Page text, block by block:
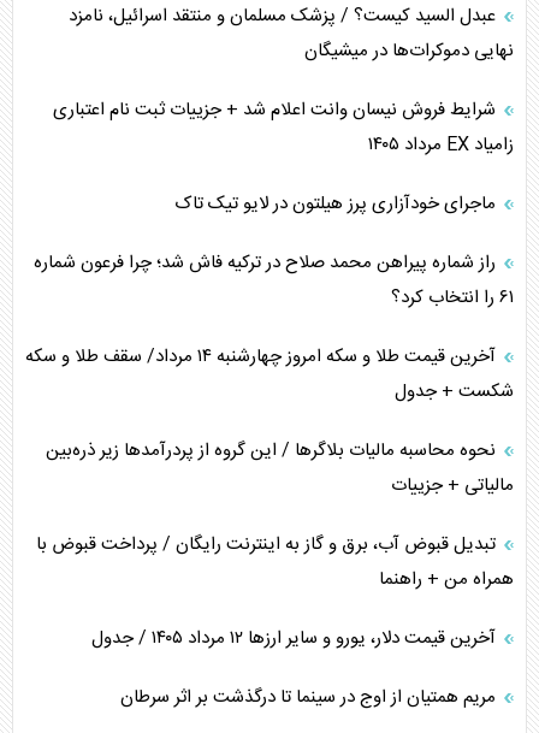
همسویی عربستان با سنتکام علیه متحدان ایران
ترامپ و توهم خلع سلاح حماس
چرا کویت به دنبال شریک امنیتی جدید است؟
اعتراف غرب به قدرت ایران در تثبیت معادلات
خطای راهبردی ترامپ مقابل برزیل
عبدل السید کیست؟ / پزشک مسلمان و منتقد اسرائیل، نامزد
نهایی دموکرات‌ها در میشیگان
شرایط فروش نیسان وانت اعلام شد + جزییات ثبت نام اعتباری
زامیاد EX مرداد ۱۴۰۵
ماجرای خودآزاری پرز هیلتون در لایو تیک تاک
راز شماره پیراهن محمد صلاح در ترکیه فاش شد؛ چرا فرعون شماره
۶۱ را انتخاب کرد؟
آخرین قیمت طلا و سکه امروز چهارشنبه ۱۴ مرداد/ سقف طلا و سکه
شکست + جدول
نحوه محاسبه مالیات بلاگر‌ها / این گروه از پردرآمد‌ها زیر ذره‌بین
مالیاتی + جزییات
تبدیل قبوض آب، برق و گاز به اینترنت رایگان / پرداخت قبوض با
همراه من + راهنما
آخرین قیمت دلار، یورو و سایر ارز‌ها ۱۲ مرداد ۱۴۰۵ / جدول
مریم همتیان از اوج در سینما تا درگذشت بر اثر سرطان